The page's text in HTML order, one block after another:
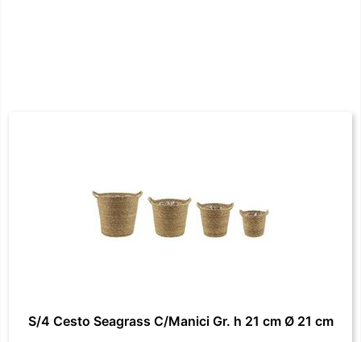
S/4 Cesto Seagrass C/Manici Gr. h 21 cm Ø 21 cm